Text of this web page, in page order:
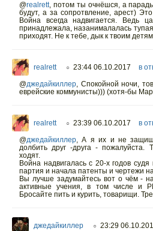
@realrett, потом ты очнёшся, а
будут, а за сопротвление, арест)
Война всегда надвигается. Ведь
принадлежала, назанималалась
приходят. Не к тебе, дык к твоим
realrett ○ 23:44 06.10.2017 в
@джедайкиллер, Спокойной ночи,
еврейские коммунисты))) (хотя-бы
realrett ○ 23:39 06.10.2017 в
@джедайкиллер,А я их и не
долбить друг -друга - пожалуйста.
ходят.
Война надвигалась с 20-х годов
партия и начала патенты и чертежи
Вы лучше задумайтесь вот о чём -
активные учения, в том числе и
Бросайте пить и курить, товарищи.
джедайкиллер ○ 23:29